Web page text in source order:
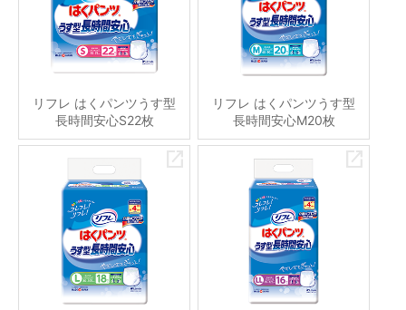
リフレ はくパンツうす型
長時間安心S22枚
リフレ はくパンツうす型
長時間安心M20枚